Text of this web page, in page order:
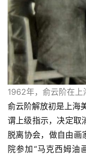
1962年，俞云阶在上
俞云阶解放初是上海
谓上级指示，决定取
脱离协会，做自由画
院参加“马克西姆油